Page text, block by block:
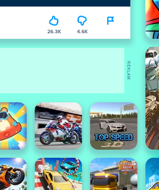
26.3K 4.6K
REKLAM